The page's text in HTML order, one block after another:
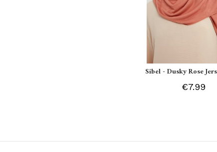
Sibel - Dusky Rose
€7.99